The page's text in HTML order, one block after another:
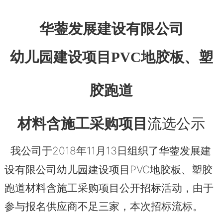
华蓥发展建设有限公司
幼儿园建设项目PVC地胶板、塑
胶跑道
材料含施工采购项目流选公示
我公司于2018年11 月 13 日组织了华蓥发展建
设有限公司幼儿园建设项目 PVC地胶板、塑胶
跑道材料含施工采购项目公开招标活动，由于
参与报名供应商不足三家，本次招标流标。